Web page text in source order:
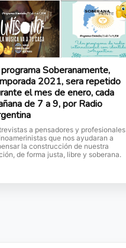
Soberanamente,
2021, sera repetido
el mes de enero, cada
de 7 a 9, por Radio
a pensadores y profesionales
que nos ayudaran a
la construcción de nuestra
de forma justa, libre y soberana.